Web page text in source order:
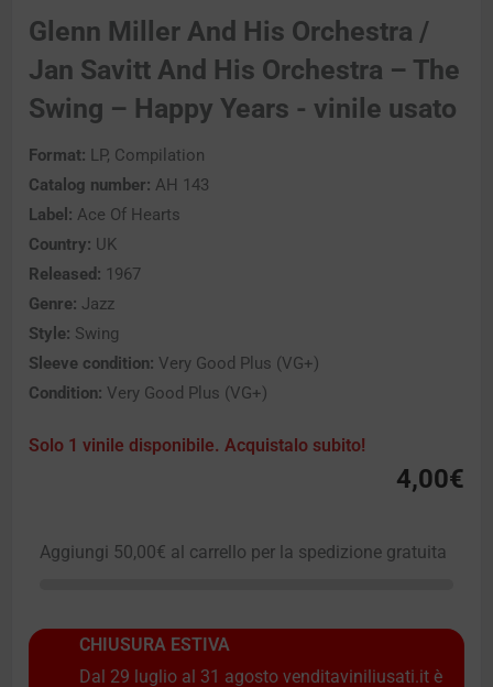
Glenn Miller And His Orchestra /
Jan Savitt And His Orchestra – The
Swing – Happy Years - vinile usato
Format: LP, Compilation
Catalog number: AH 143
Label: Ace Of Hearts
Country: UK
Released: 1967
Genre: Jazz
Style: Swing
Sleeve condition: Very Good Plus (VG+)
Condition: Very Good Plus (VG+)
Solo 1 vinile disponibile. Acquistalo subito!
4,00€
Aggiungi 50,00€ al carrello per la spedizione gratuita
CHIUSURA ESTIVA
Dal 29 luglio al 31 agosto venditaviniliusati.it è